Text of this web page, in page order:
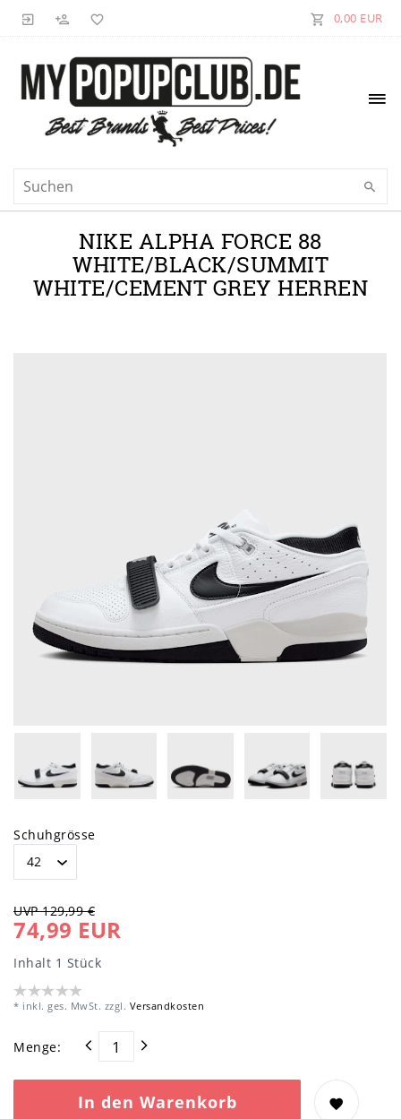
0,00 EUR
NIKE ALPHA FORCE 88
WHITE/BLACK/SUMMIT
WHITE/CEMENT GREY HERREN
Schuhgrösse
UVP 129,99 €
74,99 EUR
Inhalt 1 Stück
* inkl. ges. MwSt. zzgl. Versandkosten
Menge:
In den Warenkorb